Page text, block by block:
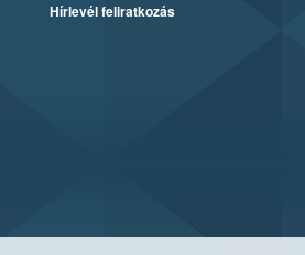
Hírlevél feliratkozás